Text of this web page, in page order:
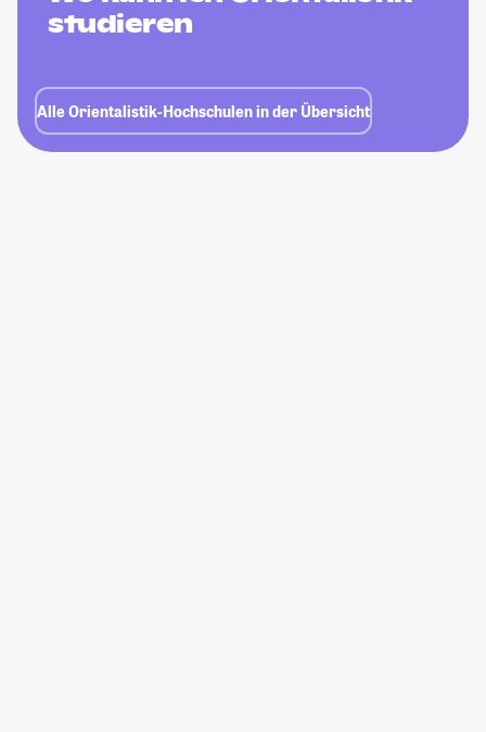
studieren
Alle Orientalistik-Hochschulen in der Übersicht